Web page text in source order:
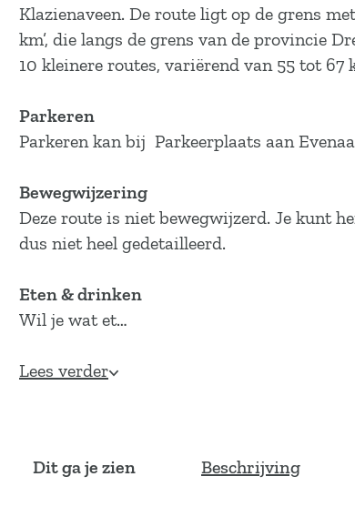
a
Klazienaveen. De route ligt op de grens
km’, die langs de grens van de provincie
10 kleinere routes, variërend van 55 tot 67
Parkeren
Parkeren kan bij Parkeerplaats aan
Bewegwijzering
Deze route is niet bewegwijzerd. Je kunt
dus niet heel gedetailleerd.
Eten & drinken
Wil je wat et…
Lees verder
Dit ga je zien Beschrijving